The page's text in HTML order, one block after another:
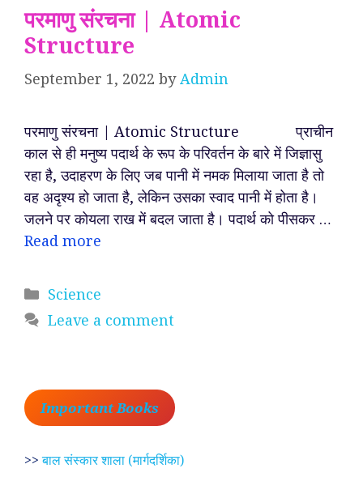
परमाणु संरचना | Atomic
Structure
September 1, 2022 byAdmin
परमाणु संरचना | Atomic Structure प्राचीन
काल से ही मनुष्य पदार्थ के रूप के परिवर्तन के बारे में जिज्ञासु
रहा है, उदाहरण के लिए जब पानी में नमक मिलाया जाता है तो
वह अदृश्य हो जाता है, लेकिन उसका स्वाद पानी में होता है।
जलने पर कोयला राख में बदल जाता है। पदार्थ को पीसकर …
Read more
Categories
Science
Leave a comment
Important Books
>>बाल संस्कार शाला (मार्गदर्शिका)